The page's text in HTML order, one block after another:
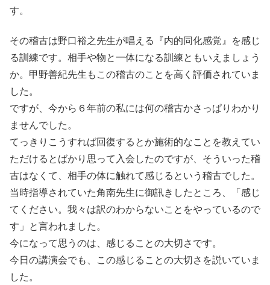
す。
その稽古は野口裕之先生が唱える『内的同化感覚』を感じ
る訓練です。相手や物と一体になる訓練ともいえましょう
か。甲野善紀先生もこの稽古のことを高く評価されていま
した。
ですが、今から６年前の私には何の稽古かさっぱりわかり
ませんでした。
てっきりこうすれば回復するとか施術的なことを教えてい
ただけるとばかり思って入会したのですが、そういった稽
古はなくて、相手の体に触れて感じるという稽古でした。
当時指導されていた角南先生に御訊きしたところ、「感じ
てください。我々は訳のわからないことをやっているので
す」と言われました。
今になって思うのは、感じることの大切さです。
今日の講演会でも、この感じることの大切さを説いていま
した。